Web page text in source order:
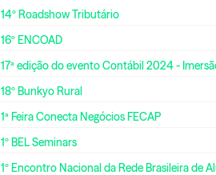
14º Roadshow Tributário
16º ENCOAD
17ª edição do evento Contábil 2024 -
18º Bunkyo Rural
1ª Feira Conecta Negócios FECAP
1º BEL Seminars
1º Encontro Nacional da Rede Brasileira de